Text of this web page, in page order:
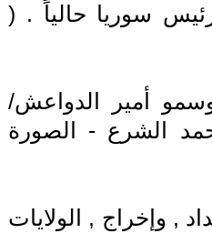
سوريا حالياً . (
أمير الدواعش/
الشرع - الصورة
, وإخراج , الولايات